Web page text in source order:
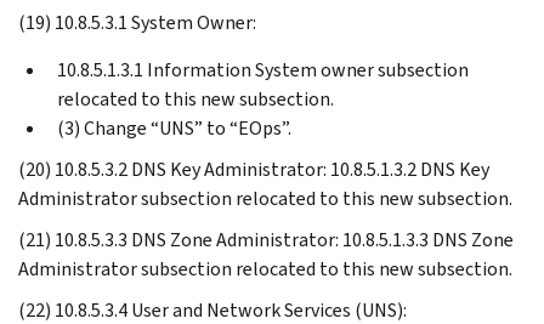
(19) 10.8.5.3.1 System Owner:
10.8.5.1.3.1 Information System owner subsection
relocated to this new subsection.
(3) Change “UNS” to “EOps”.
(20) 10.8.5.3.2 DNS Key Administrator: 10.8.5.1.3.2 DNS Key
Administrator subsection relocated to this new subsection.
(21) 10.8.5.3.3 DNS Zone Administrator: 10.8.5.1.3.3 DNS Zone
Administrator subsection relocated to this new subsection.
(22) 10.8.5.3.4 User and Network Services (UNS):